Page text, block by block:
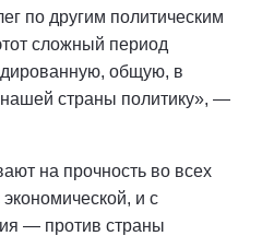
по другим политическим
сложный период
общую, в
страны политику», —
на прочность во всех
и с
— против страны